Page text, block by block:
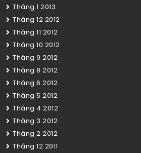
Tháng 1 2013
Tháng 12 2012
Tháng 11 2012
Tháng 10 2012
Tháng 9 2012
Tháng 8 2012
Tháng 6 2012
Tháng 5 2012
Tháng 4 2012
Tháng 3 2012
Tháng 2 2012
Tháng 12 2011